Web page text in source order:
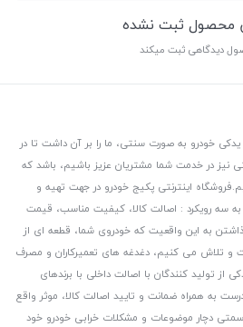
محصول ثبت نشده
دیدگاهی ثبت میکند
خودرو به صورت سنتی، ما را بر آن داشت تا در
نیز در خدمت شما مشتریان عزیز باشیم، باشد که
فروشگاه اینترنتی پکیج خودرو در جهت تهیه و
سه رویکرد : اصالت کالا، کیفیت مناسب، قیمت
به این واقعیت که خودروی شما، قطعه ای از
و تلاش می کنیم، دغدغه های تعمیرکاران و مصرف
از تولید کنندگان با اصالت داخلی با برندهای
به همراه ضمانت و تایید اصالت کالا، موثر واقع
دچار موضوعات و مشکلات خرابی خودرو خود